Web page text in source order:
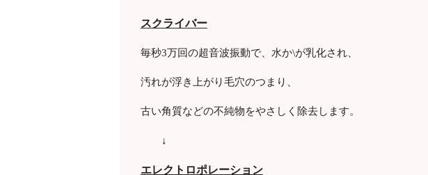
スクライバー
毎秒3万回の超音波振動で、水か\が乳化され、
汚れが浮き上がり毛穴のつまり、
古い角質などの不純物をやさしく除去します。
↓
エレクトロポレーション